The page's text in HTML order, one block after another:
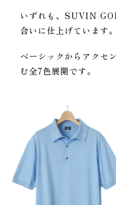
いずれも、SUVIN
合いに仕上げています。
ベーシックからアクセ
む全7色展開です。